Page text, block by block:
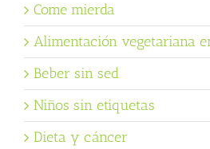
Come mierda
Alimentación vegetariana
Beber sin sed
Niños sin etiquetas
Dieta y cáncer